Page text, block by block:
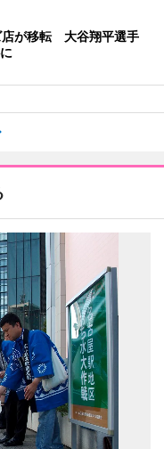
店が移転 大谷翔平選手